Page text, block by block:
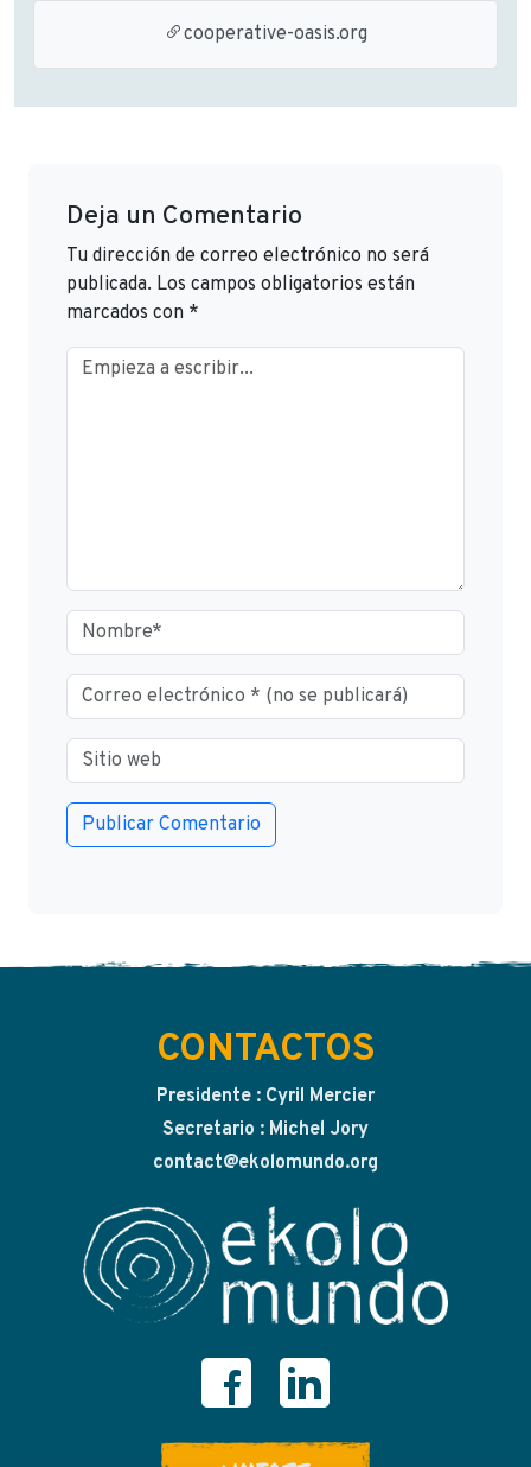
cooperative-oasis.org
Deja un Comentario
Tu dirección de correo electrónico no será
publicada. Los campos obligatorios están
marcados con *
CONTACTOS
Presidente : Cyril Mercier
Secretario : Michel Jory
contact@ekolomundo.org